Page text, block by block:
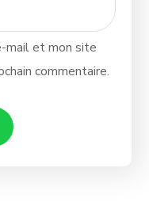
mail et mon site
commentaire.